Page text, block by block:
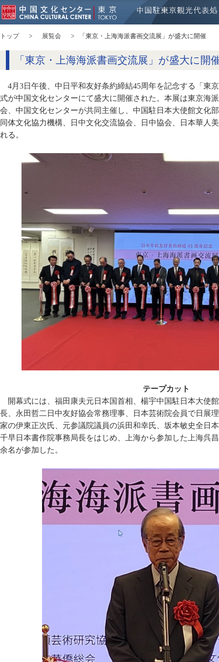
トップ 展覧会 「東京・上海海派書画交流展」が盛大に開催
「東京・上海海派書画交流展」が盛大に開
4月3日午後、中日平和友好条約締結45周年を記念する「東
式が中国文化センターにて盛大に開催された。本展は東京海
会、中国文化センターが共同主催し、中国駐日本大使館文化
同体文化協力機構、日中文化交流協会、日中協会、日本華人
れる。
テープカット
開幕式には、福田康夫元日本国首相、楊宇中国駐日本大使
長、永田哲二日中友好協会常務理事、日本芸術院会員で日展
家の伊東正次氏、元参議院議員の浜田和幸氏、坂本敏史全日
千早日本書作院事務局長をはじめ、上海から参加した上海呉
余名が参加した。